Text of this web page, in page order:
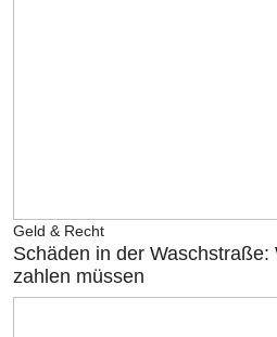
Geld & Recht
Schäden in der
zahlen müssen